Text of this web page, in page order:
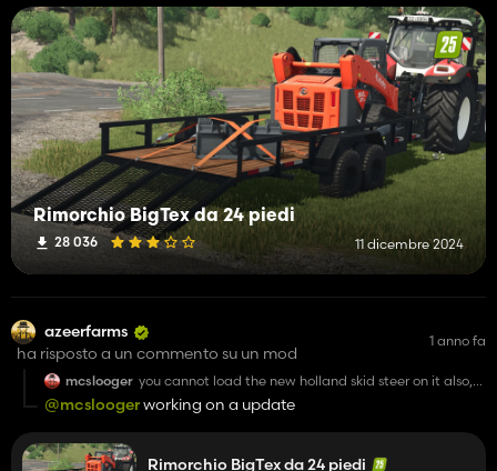
Rimorchio BigTex da 24 piedi
28 036 11 dicembre 2024
azeerfarms
ha risposto a un commento su un mod
1 anno fa
mcslooger you cannot load the new holland skid steer on it also,
the ramp acts like it isnt a thing when down
@mcsloogerworking on a update
Rimorchio BigTex da 24 piedi